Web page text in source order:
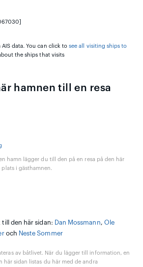
AIS data. You can click tosee all visiting ships to
the ships that visits
hamnen till en resa
hamn lägger du till den på en resa på den här
i gästhamnen.
den här sidan: Dan Mossmann, Ole
och Neste Sommer
av båtlivet. När du lägger till information, en
här sidan listas du här med de andra